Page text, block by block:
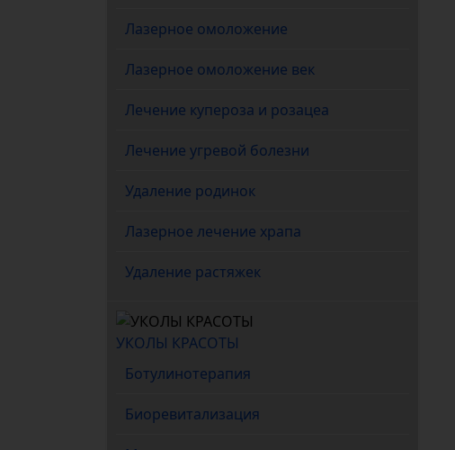
Лазерное омоложение
Лазерное омоложение век
Лечение купероза и розацеa
Лечение угревой болезни
Удаление родинок
Лазерное лечение храпа
Удаление растяжек
УКОЛЫ КРАСОТЫ
Ботулинотерапия
Биоревитализация